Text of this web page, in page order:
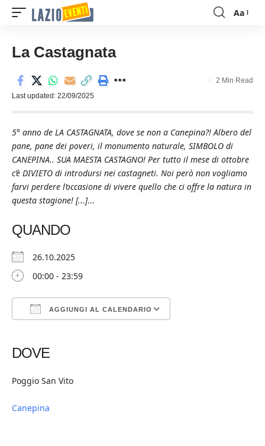
Font
Aa
La Castagnata
Last updated: 22/09/2025
2 Min Read
5° anno de LA CASTAGNATA, dove se non a Canepina?! Albero del
pane, pane dei poveri, il monumento naturale, SIMBOLO di
CANEPINA.. SUA MAESTA CASTAGNO! Per tutto il mese di ottobre
c’è DIVIETO di introdursi nei castagneti. Noi però non vogliamo
farvi perdere l’occasione di vivere quello che ci offre la natura in
questa stagione! [...]...
QUANDO
26.10.2025
00:00 - 23:59
AGGIUNGI AL CALENDARIO
DOVE
Poggio San Vito
Canepina